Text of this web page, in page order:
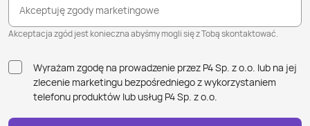
Akceptuję zgody marketingowe
Akceptacja zgód jest konieczna abyśmy mogli się z Tobą skontaktować.
Wyrażam zgodę na prowadzenie przez P4 Sp. z o.o. lub na jej
zlecenie marketingu bezpośredniego z wykorzystaniem
telefonu produktów lub usług P4 Sp. z o.o.